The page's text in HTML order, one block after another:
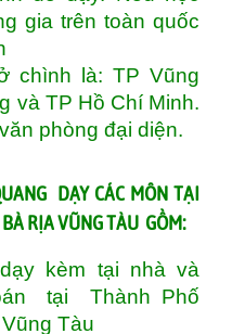
gia trên toàn quốc
chình là: TP Vũng
và TP Hồ Chí Minh.
phòng đại diện.
DẠY CÁC MÔN TẠI
RỊA VŨNG TÀU GỒM:
kèm tại nhà và
tại Thành Phố
Tàu